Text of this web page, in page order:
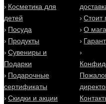
Косметика для
детей
Посуда
Продукты
Сувениры и
Подарки
Подарочные
сертификаты
Скидки и акции
Стоит
О